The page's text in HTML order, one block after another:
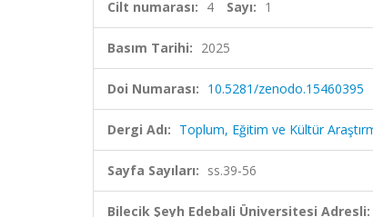
Cilt numarası: 4 Sayı: 1
Basım Tarihi: 2025
Doi Numarası: 10.5281/zenodo.15460395
Dergi Adı: Toplum, Eğitim ve Kültür
Sayfa Sayıları: ss.39-56
Bilecik Şeyh Edebali Üniversitesi Adresli: